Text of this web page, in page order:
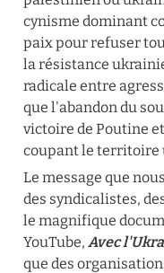
cynisme dominant
paix pour refuser
la résistance
radicale entre
que l'abandon du
victoire de Poutine et
coupant le territoire
Le message que
des syndicalistes,
le magnifique
YouTube, Avec
que des